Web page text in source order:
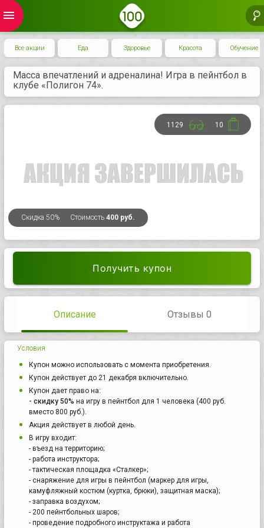
menu
Все акции Еда Здоровье Красота Обучение
Масса впечатлений и адреналина! Игра в пейнтбол в
клубе «Полигон 74».
Скидка 50% Стоимость 400 руб.
1129 10
Получить купон
Описание Отзывы 0
Условия
Купон можно использовать с момента приобретения.
Купон действует до 21 декабря включительно.
Купон дает право на:
- скидку 50% на игру в пейнтбол для 1 человека (400 руб.
вместо 800 руб.).
Акция действует в любой день.
В игру входит:
- въезд на территорию;
- работа инструктора;
- тактическая площадка «Сталкер»;
- снаряжение для игры в пейнтбол (маркер для игры,
камуфляжный костюм (куртка, брюки), защитная маска);
- заправка воздухом;
- 200 пейнтбольных шаров;
- проведение подробного инструктажа и работа